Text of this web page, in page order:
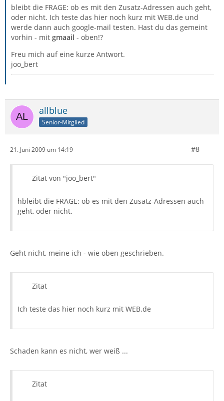
bleibt die FRAGE: ob es mit den Zusatz-Adressen auch geht,
oder nicht. Ich teste das hier noch kurz mit WEB.de und
werde dann auch google-mail testen. Hast du das gemeint
vorhin - mit gmaail - oben!?
Freu mich auf eine kurze Antwort.
joo_bert
allblue
Senior-Mitglied
21. Juni 2009 um 14:19 #8
Zitat von "joo_bert"
hbleibt die FRAGE: ob es mit den Zusatz-Adressen auch
geht, oder nicht.
Geht nicht, meine ich - wie oben geschrieben.
Zitat
Ich teste das hier noch kurz mit WEB.de
Schaden kann es nicht, wer weiß ...
Zitat